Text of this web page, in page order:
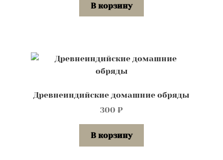
В корзину
Древнеиндийские домашние обряды
300 ₽
В корзину